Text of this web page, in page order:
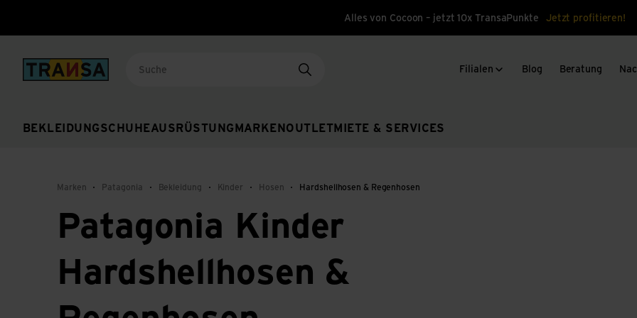
Alles von Cocoon – jetzt 10x TransaPunkte Jetzt profitieren!
Back to home
BEKLEIDUNGSCHUHEAUSRÜSTUNG MARKEN OUTLET MIETE & SERVICES
Filialen Blog Beratung
Marken Patagonia Bekleidung Kinder Hosen Hardshellhosen & Regenhosen
Patagonia Kinder
Hardshellhosen &